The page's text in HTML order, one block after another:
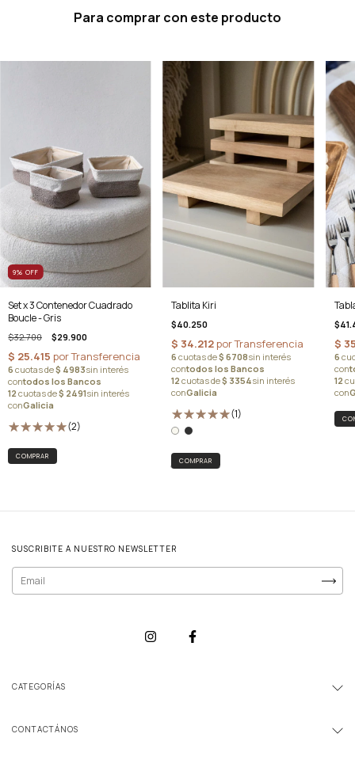
Para comprar con este producto
9% OFF
Set x 3 Contenedor Cuadrado
Boucle - Gris
$32.700 $29.900
(2)
Tablita Kiri
$40.250
(1)
COMPRAR
SUSCRIBITE A NUESTRO NEWSLETTER
CATEGORÍAS
CONTACTÁNOS